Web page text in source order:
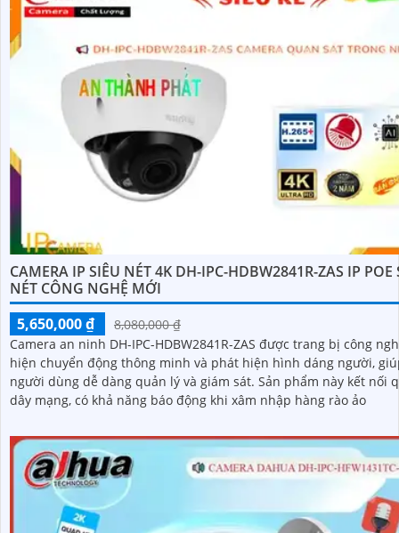
CAMERA IP SIÊU NÉT 4K DH-IPC-HDBW2841R-ZAS IP POE
NÉT CÔNG NGHỆ MỚI
5,650,000 ₫
8,080,000 ₫
Camera an ninh DH-IPC-HDBW2841R-ZAS được trang bị công
hiện chuyển động thông minh và phát hiện hình dáng người,
người dùng dễ dàng quản lý và giám sát. Sản phẩm này kết nối qua
dây mạng, có khả năng báo động khi xâm nhập hàng rào ảo